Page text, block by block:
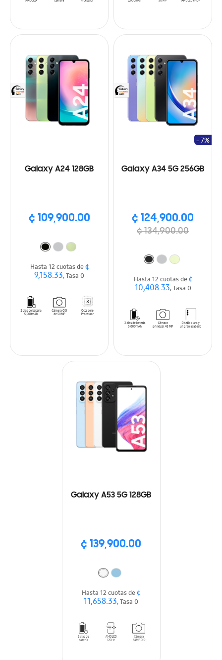
Galaxy A24 128GB
¢ 109,900.00
Hasta 12 cuotas de¢
9,158.33, Tasa 0
Galaxy A34 5G 256GB
¢ 124,900.00
¢ 134,900.00
- 7%
Hasta 12 cuotas de¢
10,408.33, Tasa 0
Galaxy A53 5G 128GB
¢ 139,900.00
Hasta 12 cuotas de¢
11,658.33, Tasa 0